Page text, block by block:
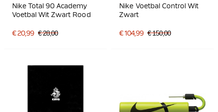
Nike Total 90 Academy
Voetbal Wit Zwart Rood
€ 20,99 € 28,00
Nike Voetbal Control Wit
Zwart
€ 104,99 € 150,00